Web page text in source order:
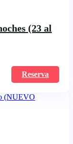
(23 al
Reserva